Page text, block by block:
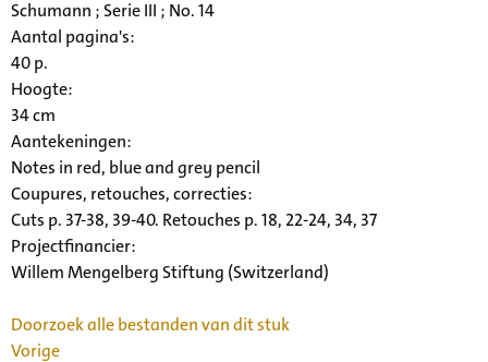
Schumann ; Serie III ; No. 14
Aantal pagina's:
40 p.
Hoogte:
34 cm
Aantekeningen:
Notes in red, blue and grey pencil
Coupures, retouches, correcties:
Cuts p. 37-38, 39-40. Retouches p. 18, 22-24, 34, 37
Projectfinancier:
Willem Mengelberg Stiftung (Switzerland)
Doorzoek alle bestanden van dit stuk
Vorige